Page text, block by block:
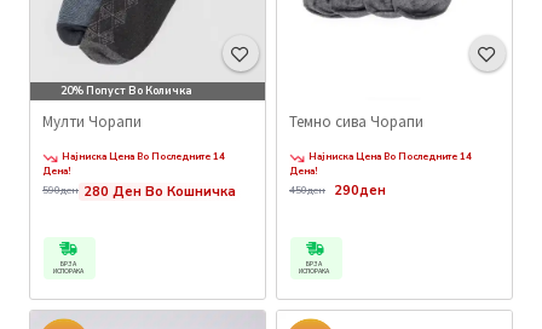
20% Попуст Во Количка
Мулти Чорапи
Најниска Цена Во Последните 14
Дена!
280 Ден Во Кошничка
590ден
БРЗА
ИСПОРАКА
Темно сива Чорапи
Најниска Цена Во Последните 14
Дена!
290ден
450ден
БРЗА
ИСПОРАКА